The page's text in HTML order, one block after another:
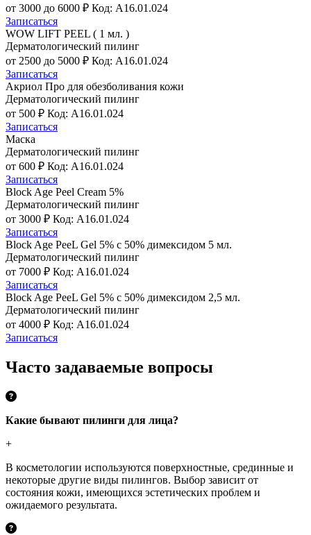
от 3000 до 6000 ₽ Код: A16.01.024
Записаться
WOW LIFT PEEL ( 1 мл. )
Дерматологический пилинг
от 2500 до 5000 ₽ Код: A16.01.024
Записаться
Акриол Про для обезболивания кожи
Дерматологический пилинг
от 500 ₽ Код: A16.01.024
Записаться
Маска
Дерматологический пилинг
от 600 ₽ Код: A16.01.024
Записаться
Block Age Peel Cream 5%
Дерматологический пилинг
от 3000 ₽ Код: A16.01.024
Записаться
Block Age PeeL Gel 5% с 50% димексидом 5 мл.
Дерматологический пилинг
от 7000 ₽ Код: A16.01.024
Записаться
Block Age PeeL Gel 5% с 50% димексидом 2,5 мл.
Дерматологический пилинг
от 4000 ₽ Код: A16.01.024
Записаться
Часто задаваемые вопросы
Какие бывают пилинги для лица?
+
В косметологии используются поверхностные, срединные и
некоторые другие виды пилингов. Выбор зависит от
состояния кожи, имеющихся эстетических проблем и
ожидаемого результата.